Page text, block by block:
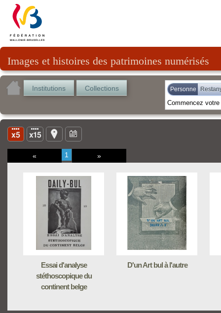
Images et histoires des patrimoines numérisés
Institutions Collections Personne
« 1 »
Essai d'analyse
stéthoscopique du
continent belge
D'un Art bul à l'autre